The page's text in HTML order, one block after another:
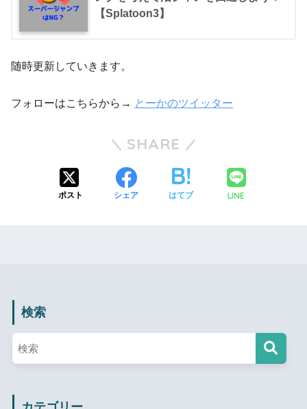
【Splatoon3】
随時更新していきます。
フォローはこちらから→ とーかのツイッター
SHARE
ポスト シェア はてブ LINE
検索